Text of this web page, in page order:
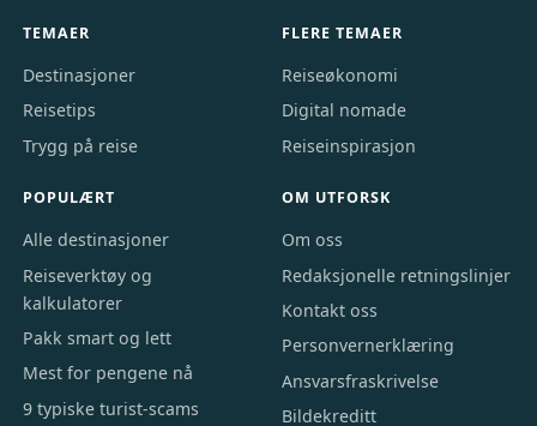
TEMAER
Destinasjoner
Reisetips
Trygg på reise
FLERE TEMAER
Reiseøkonomi
Digital nomade
Reiseinspirasjon
POPULÆRT
Alle destinasjoner
Reiseverktøy og
kalkulatorer
Pakk smart og lett
Mest for pengene nå
9 typiske turist-scams
OM UTFORSK
Om oss
Redaksjonelle retningslinjer
Kontakt oss
Personvernerklæring
Ansvarsfraskrivelse
Bildekreditt